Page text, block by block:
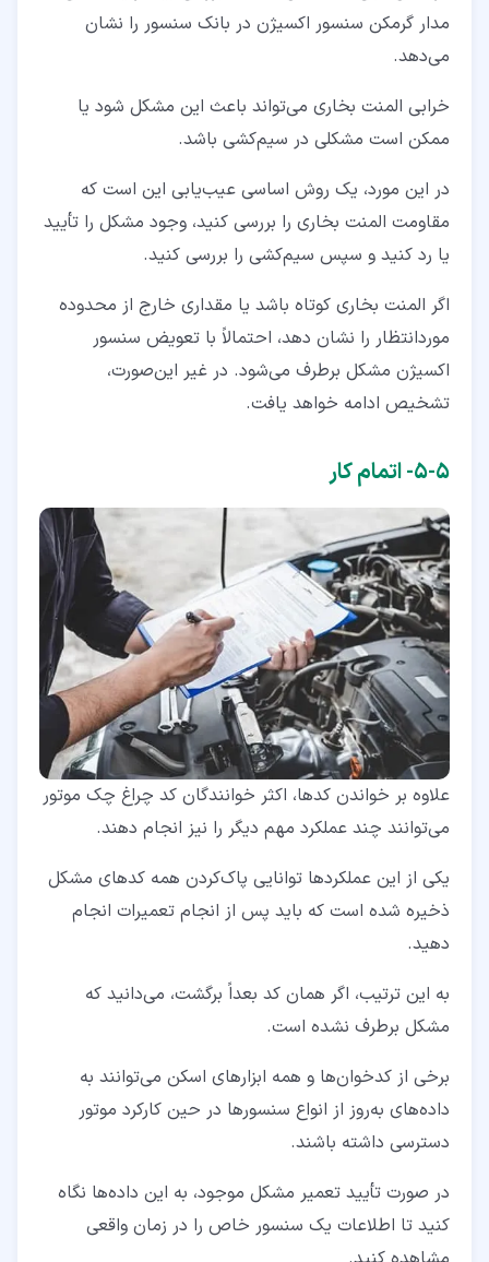
مدار گرمکن سنسور اکسیژن در بانک سنسور را نشان
می‌دهد.
خرابی المنت بخاری می‌تواند باعث این مشکل شود یا
ممکن است مشکلی در سیم‌کشی باشد.
در این مورد، یک روش اساسی عیب‌یابی این است که
مقاومت المنت بخاری را بررسی کنید، وجود مشکل را تأیید
یا رد کنید و سپس سیم‌کشی را بررسی کنید.
اگر المنت بخاری کوتاه باشد یا مقداری خارج از محدوده
مورد‌انتظار را نشان دهد، احتمالاً با تعویض سنسور
اکسیژن مشکل برطرف می‌شود. در غیر این‌صورت،
تشخیص ادامه خواهد یافت.
۵‏-‏۵‏- اتمام کار
علاوه بر خواندن کدها، اکثر خوانندگان کد چراغ چک موتور
می‌توانند چند عملکرد مهم دیگر را نیز انجام دهند.
یکی از این عملکردها توانایی پاک‌کردن همه کدهای مشکل
ذخیره شده است که باید پس از انجام تعمیرات انجام
دهید.
به این ترتیب، اگر همان کد بعداً برگشت، می‌دانید که
مشکل برطرف نشده است.
برخی از کدخوان‌ها و همه ابزارهای اسکن می‌توانند به
داده‌های به‌روز از انواع سنسورها در حین کارکرد موتور
دسترسی داشته باشند.
در صورت تأیید تعمیر مشکل موجود، به این داده‌ها نگاه
کنید تا اطلاعات یک سنسور خاص را در زمان واقعی